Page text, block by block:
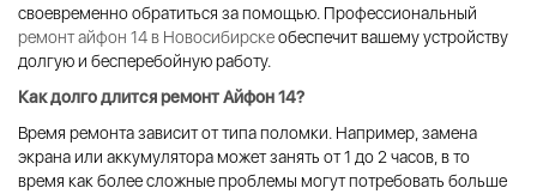
своевременно обратиться за помощью. Профессиональный
ремонт айфон 14 в Новосибирскеобеспечит вашему устройству
долгую и бесперебойную работу.
Как долго длится ремонт Айфон 14?
Время ремонта зависит от типа поломки. Например, замена
экрана или аккумулятора может занять от 1 до 2 часов, в то
время как более сложные проблемы могут потребовать больше